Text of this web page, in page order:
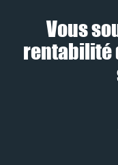
Vous
rentabilité